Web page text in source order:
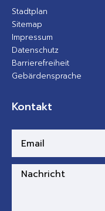
Stadtplan
Sitemap
Impressum
Datenschutz
Barrierefreiheit
Gebärdensprache
Kontakt